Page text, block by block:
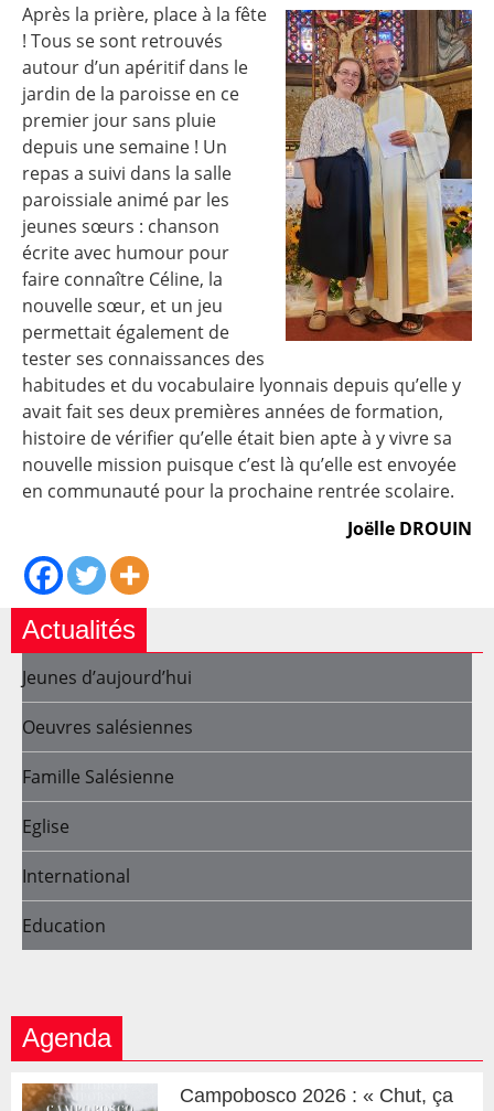
Après la prière, place à la fête
! Tous se sont retrouvés
autour d’un apéritif dans le
jardin de la paroisse en ce
premier jour sans pluie
depuis une semaine ! Un
repas a suivi dans la salle
paroissiale animé par les
jeunes sœurs : chanson
écrite avec humour pour
faire connaître Céline, la
nouvelle sœur, et un jeu
permettait également de
tester ses connaissances des
habitudes et du vocabulaire lyonnais depuis qu’elle y
avait fait ses deux premières années de formation,
histoire de vérifier qu’elle était bien apte à y vivre sa
nouvelle mission puisque c’est là qu’elle est envoyée
en communauté pour la prochaine rentrée scolaire.
Joëlle DROUIN
Actualités
Jeunes d’aujourd’hui
Oeuvres salésiennes
Famille Salésienne
Eglise
International
Education
Agenda
Campobosco 2026 : « Chut, ça